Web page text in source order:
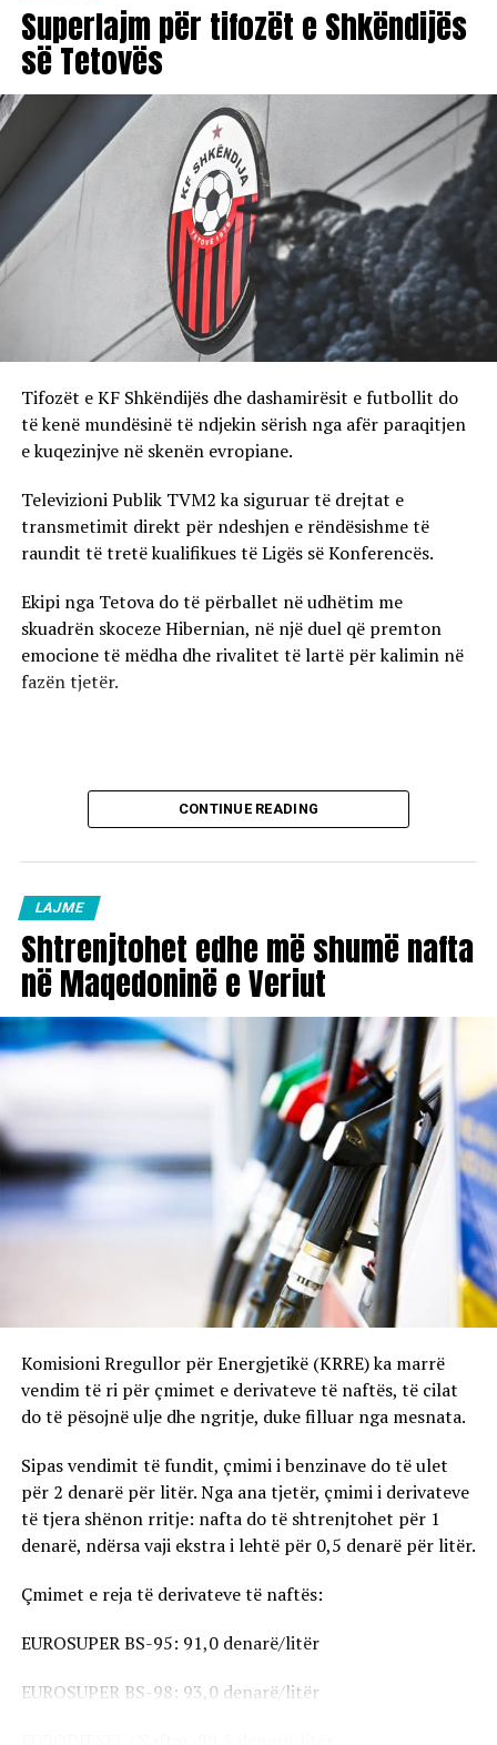
Superlajm për tifozët e Shkëndijës
së Tetovës
Tifozët e KF Shkëndijës dhe dashamirësit e futbollit do
të kenë mundësinë të ndjekin sërish nga afër paraqitjen
e kuqezinjve në skenën evropiane.
Televizioni Publik TVM2 ka siguruar të drejtat e
transmetimit direkt për ndeshjen e rëndësishme të
raundit të tretë kualifikues të Ligës së Konferencës.
Ekipi nga Tetova do të përballet në udhëtim me
skuadrën skoceze Hibernian, në një duel që premton
emocione të mëdha dhe rivalitet të lartë për kalimin në
fazën tjetër.
CONTINUE READING
LAJME
Shtrenjtohet edhe më shumë nafta
në Maqedoninë e Veriut
Komisioni Rregullor për Energjetikë (KRRE) ka marrë
vendim të ri për çmimet e derivateve të naftës, të cilat
do të pësojnë ulje dhe ngritje, duke filluar nga mesnata.
Sipas vendimit të fundit, çmimi i benzinave do të ulet
për 2 denarë për litër. Nga ana tjetër, çmimi i derivateve
të tjera shënon rritje: nafta do të shtrenjtohet për 1
denarë, ndërsa vaji ekstra i lehtë për 0,5 denarë për litër.
Çmimet e reja të derivateve të naftës:
EUROSUPER BS-95: 91,0 denarë/litër
EUROSUPER BS-98: 93,0 denarë/litër